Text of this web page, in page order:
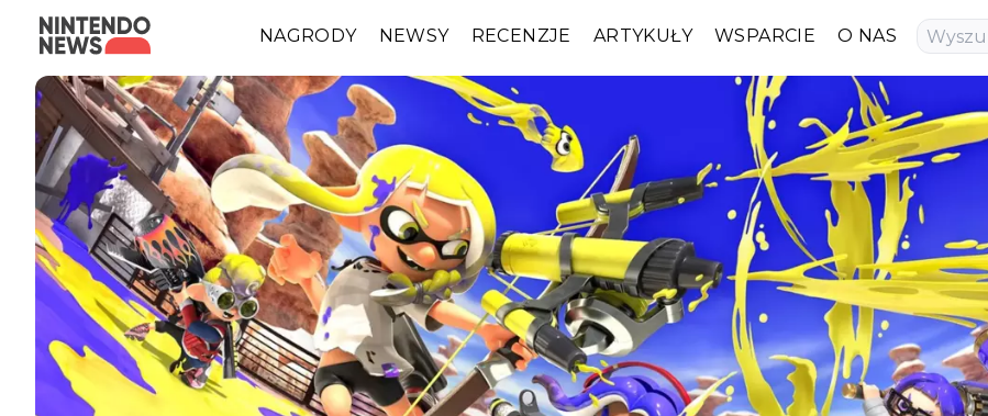
NAGRODY NEWSY RECENZJE ARTYKUŁY WSPARCIE O NAS